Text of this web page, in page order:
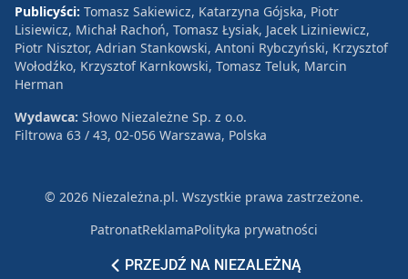
PRZEJDŹ NA NIEZALEŻNĄ
Publicyści: Tomasz Sakiewicz, Katarzyna Gójska, Piotr
Lisiewicz, Michał Rachoń, Tomasz Łysiak, Jacek Liziniewicz,
Piotr Nisztor, Adrian Stankowski, Antoni Rybczyński, Krzysztof
Wołodźko, Krzysztof Karnkowski, Tomasz Teluk, Marcin
Herman
Wydawca: Słowo Niezależne Sp. z o.o.
Filtrowa 63 / 43, 02-056 Warszawa, Polska
© 2026 Niezależna.pl. Wszystkie prawa zastrzeżone.
PatronatReklamaPolityka prywatności